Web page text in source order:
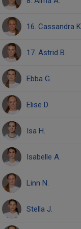
16. Cassandra
17. Astrid B.
Ebba G.
Elise D.
Isa H.
Isabelle A.
Linn N.
Stella J.